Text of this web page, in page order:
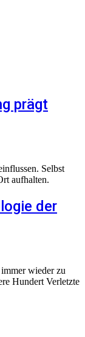
prägt
Selbst
aufhalten.
der
wieder zu
Hundert Verletzte